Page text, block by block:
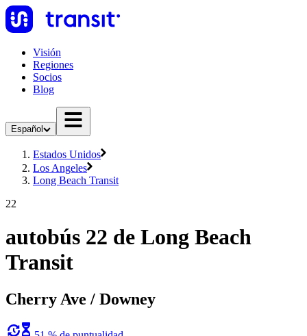
Visión
Regiones
Socios
Blog
Español
Estados Unidos
Los Angeles
Long Beach Transit
22
autobús 22 de Long Beach
Transit
Cherry Ave / Downey